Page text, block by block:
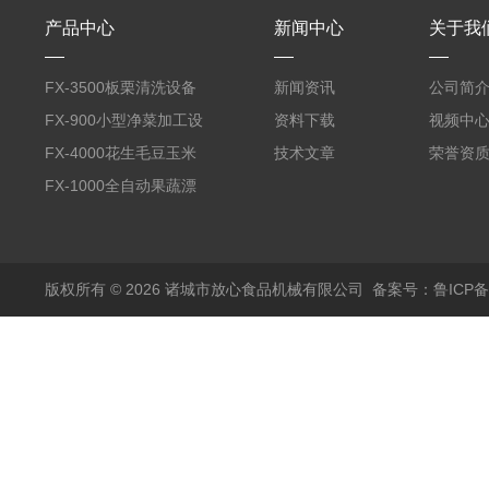
产品中心
FX-3500板栗清洗设备
全自动气泡清洗机
FX-900小型净菜加工设
备野菜清洗机
FX-4000花生毛豆玉米
蒸煮漂烫机
FX-1000全自动果蔬漂
新闻中心
新闻资讯
资料下载
技术文章
关于我
公司简介
视频中心
荣誉资质
版权所有 © 2026 诸城市放心食品机械有限公司 备案号：鲁ICP